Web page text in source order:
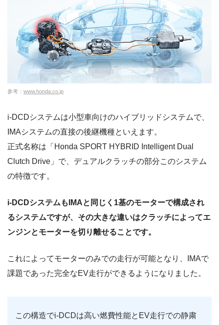
参考： www.honda.co.jp
i-DCDシステムは小型車向けのハイブリッドシステムで、
IMAシステムの直接の後継機種といえます。
正式名称は「Honda SPORT HYBRID Intelligent Dual
Clutch Drive」で、デュアルクラッチの部分このシステム
の特徴です。
i-DCDシステムもIMAと同じく1基のモーターで構成され
るシステムですが、その大きな違いはクラッチによってエ
ンジンとモーターを切り離せることです。
これによってモーターのみでの走行が可能となり、IMAで
課題であった完全なEV走行ができるようになりました。
この構造でi-DCDは高い燃費性能とEV走行での静粛